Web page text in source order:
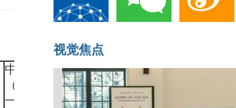
期债表现最弱
全产业链解析
报（2020. 08.17—2020.08.21）
中债
利率
（发行日前
一交易日）
偏差(中债-
发行bp)
招投标倍数
视觉焦点